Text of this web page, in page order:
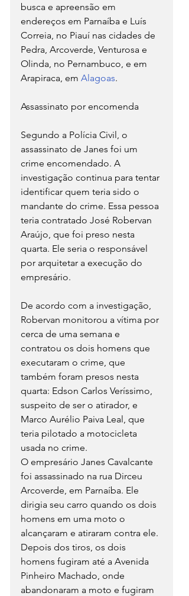
busca e apreensão em
endereços em Parnaíba e Luís
Correia, no Piauí nas cidades de
Pedra, Arcoverde, Venturosa e
Olinda, no Pernambuco, e em
Arapiraca, em Alagoas.
Assassinato por encomenda
Segundo a Polícia Civil, o
assassinato de Janes foi um
crime encomendado. A
investigação continua para tentar
identificar quem teria sido o
mandante do crime. Essa pessoa
teria contratado José Robervan
Araújo, que foi preso nesta
quarta. Ele seria o responsável
por arquitetar a execução do
empresário.
De acordo com a investigação,
Robervan monitorou a vítima por
cerca de uma semana e
contratou os dois homens que
executaram o crime, que
também foram presos nesta
quarta: Edson Carlos Veríssimo,
suspeito de ser o atirador, e
Marco Aurélio Paiva Leal, que
teria pilotado a motocicleta
usada no crime.
O empresário Janes Cavalcante
foi assassinado na rua Dirceu
Arcoverde, em Parnaíba. Ele
dirigia seu carro quando os dois
homens em uma moto o
alcançaram e atiraram contra ele.
Depois dos tiros, os dois
homens fugiram até a Avenida
Pinheiro Machado, onde
abandonaram a moto e fugiram